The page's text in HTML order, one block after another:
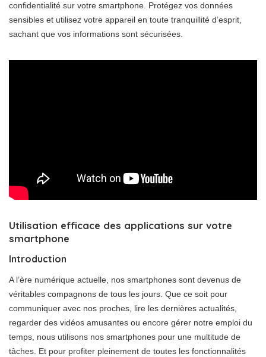
confidentialité sur votre smartphone. Protégez vos données
sensibles et utilisez votre appareil en toute tranquillité d’esprit,
sachant que vos informations sont sécurisées.
Utilisation efficace des applications sur votre
smartphone
Introduction
A l’ère numérique actuelle, nos smartphones sont devenus de
véritables compagnons de tous les jours. Que ce soit pour
communiquer avec nos proches, lire les dernières actualités,
regarder des vidéos amusantes ou encore gérer notre emploi du
temps, nous utilisons nos smartphones pour une multitude de
tâches. Et pour profiter pleinement de toutes les fonctionnalités